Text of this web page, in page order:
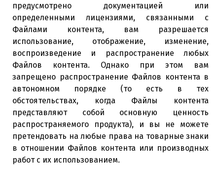
предусмотрено документацией или
определенными лицензиями, связанными с
Файлами контента, вам разрешается
использование, отображение, изменение,
воспроизведение и распространение любых
Файлов контента. Однако при этом вам
запрещено распространение Файлов контента в
автономном порядке (то есть в тех
обстоятельствах, когда Файлы контента
представляют собой основную ценность
распространяемого продукта), и вы не можете
претендовать на любые права на товарные знаки
в отношении Файлов контента или производных
работ с их использованием.